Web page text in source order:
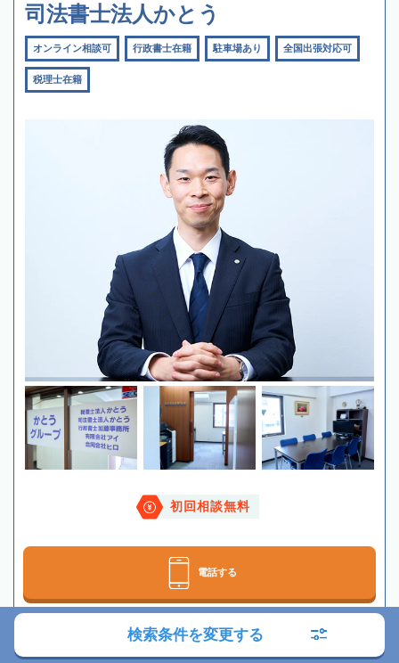
司法書士法人かとう
オンライン相談可 行政書士在籍 駐車場あり 全国出張対応可
税理士在籍
初回相談無料
電話する
メールする
検索条件を変更する